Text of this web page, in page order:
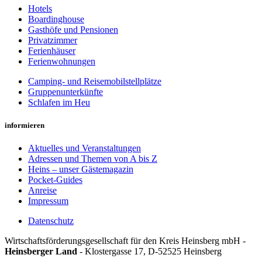
Hotels
Boardinghouse
Gasthöfe und Pensionen
Privatzimmer
Ferienhäuser
Ferienwohnungen
Camping- und Reisemobilstellplätze
Gruppenunterkünfte
Schlafen im Heu
informieren
Aktuelles und Veranstaltungen
Adressen und Themen von A bis Z
Heins – unser Gästemagazin
Pocket-Guides
Anreise
Impressum
Datenschutz
Wirt­schafts­för­der­ungs­ge­sell­schaft für den Kreis Heins­berg mbH -
Heinsberger Land - Kloster­gasse 17, D-52525 Heinsberg